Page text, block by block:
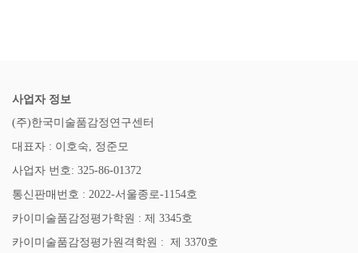
사업자 정보
(주)한국미술품감정연구센터
대표자 : 이호숙, 정준모
사업자 번호: 325-86-01372
통신판매번호 : 2022-서울종로-1154호
카이미술품감정평가학원 : 제 3345호
카이미술품감정평가원격학원 : 제 3370호